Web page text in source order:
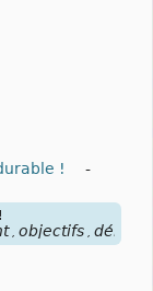
!
-
objectifs